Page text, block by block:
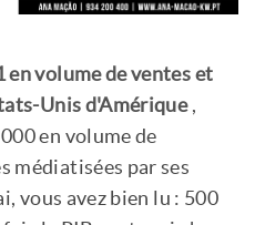
en volume de ventes et
Unis d'Amérique,
en volume de
médiatisées par ses
vous avez bien lu : 500